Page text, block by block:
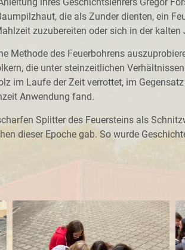
die als Zunder dienten, ein
zuzubereiten oder sich in der
Methode des Feuerbohrens
die unter steinzeitlichen
im Laufe der Zeit verrottet, im
Anwendung fand.
Splitter des Feuersteins als
dieser Epoche gab. So wurde